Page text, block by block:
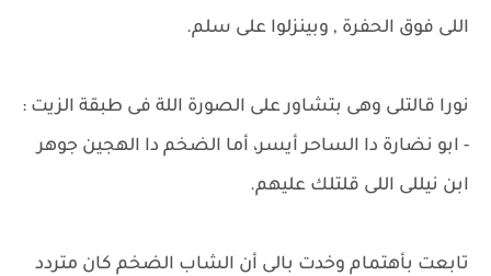
اللى فوق الحفرة , وبينزلوا على سلم.
نورا قالتلى وهى بتشاور على الصورة اللة فى طبقة الزيت :
- ابو نضارة دا الساحر أيسر، أما الضخم دا الهجين جوهر
ابن نيللى اللى قلتلك عليهم.
تابعت بأهتمام وخدت بالى أن الشاب الضخم كان متردد